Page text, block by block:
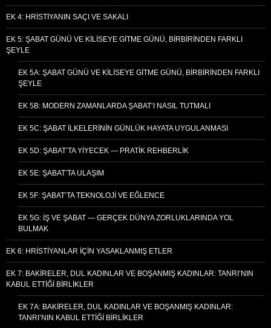
EK 4: HRISTIYANIN SAÇI VE SAKALI
EK 5: ŞABAT GÜNÜ VE KILISEYE GITME GÜNÜ, BIRBIRINDEN FARKLI
ŞEYLE
EK 5A: ŞABAT GÜNÜ VE KILISEYE GITME GÜNÜ, BIRBIRINDEN FARKLI
ŞEYLE
EK 5B: MODERN ZAMANLARDA ŞABAT’I NASIL TUTMALI
EK 5C: ŞABAT İLKELERININ GÜNLÜK HAYATA UYGULANMASI
EK 5D: ŞABAT’TA YIYECEK — PRATIK REHBERLIK
EK 5E: ŞABAT’TA ULAŞIM
EK 5F: ŞABAT’TA TEKNOLOJI VE EĞLENCE
EK 5G: İŞ VE ŞABAT — GERÇEK DÜNYA ZORLUKLARINDA YOL
BULMAK
EK 6: HRISTIYANLAR İÇIN YASAKLANMIŞ ETLER
EK 7: BAKIRELER, DUL KADINLAR VE BOŞANMIŞ KADINLAR: TANRI’NIN
KABUL ETTIĞI BIRLIKLER
EK 7A: BAKIRELER, DUL KADINLAR VE BOŞANMIŞ KADINLAR:
TANRI’NIN KABUL ETTIĞI BIRLIKLER